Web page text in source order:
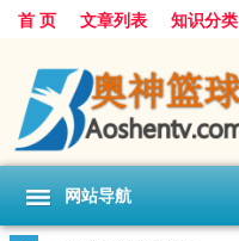
首 页 文章列表 知识分类
网站导航